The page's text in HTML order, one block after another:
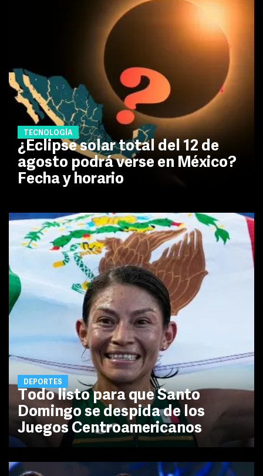
TECNOLOGÍA
¿Eclipse solar total del 12 de
agosto podrá verse en México?
Fecha y horario
DEPORTES
Todo listo para que Santo
Domingo se despida de los
Juegos Centroamericanos